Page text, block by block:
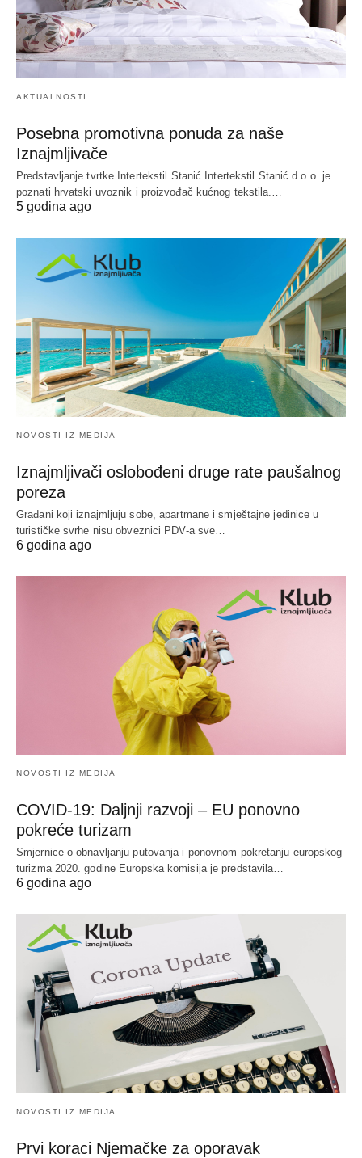
AKTUALNOSTI
Posebna promotivna ponuda za naše
Iznajmljivače
Predstavljanje tvrtke Intertekstil Stanić Intertekstil Stanić d.o.o. je
poznati hrvatski uvoznik i proizvođač kućnog tekstila.…
5 godina ago
NOVOSTI IZ MEDIJA
Iznajmljivači oslobođeni druge rate paušalnog
poreza
Građani koji iznajmljuju sobe, apartmane i smještajne jedinice u
turističke svrhe nisu obveznici PDV-a sve…
6 godina ago
NOVOSTI IZ MEDIJA
COVID-19: Daljnji razvoji – EU ponovno
pokreće turizam
Smjernice o obnavljanju putovanja i ponovnom pokretanju europskog
turizma 2020. godine Europska komisija je predstavila…
6 godina ago
NOVOSTI IZ MEDIJA
Prvi koraci Njemačke za oporavak